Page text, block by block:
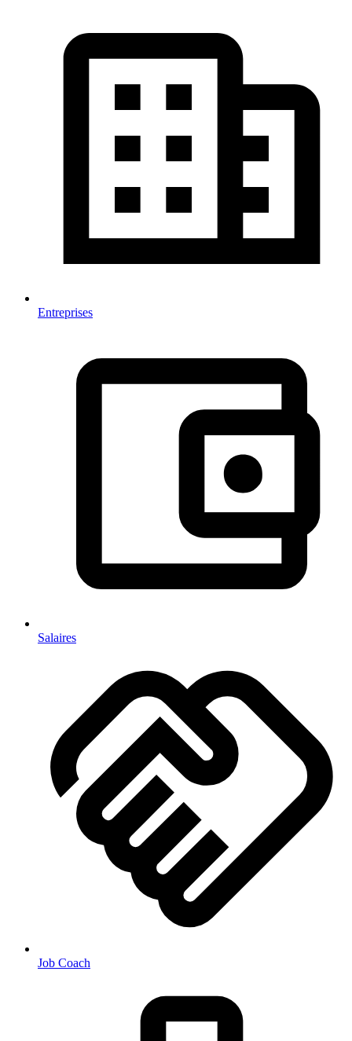
Entreprises
Salaires
Job Coach